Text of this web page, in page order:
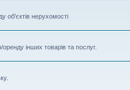
об'єктів нерухомості
інших товарів та послуг.